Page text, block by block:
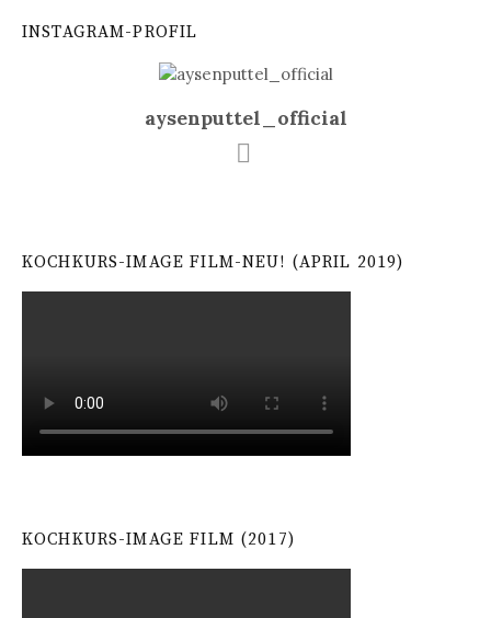
INSTAGRAM-PROFIL
aysenputtel_official
KOCHKURS-IMAGE FILM-NEU! (APRIL 2019)
KOCHKURS-IMAGE FILM (2017)